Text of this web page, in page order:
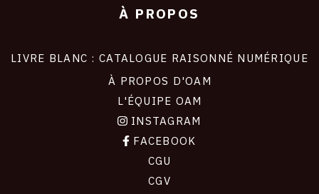
À PROPOS
LIVRE BLANC : CATALOGUE RAISONNÉ NUMÉRIQUE
À PROPOS D'OAM
L'ÉQUIPE OAM
INSTAGRAM
FACEBOOK
CGU
CGV